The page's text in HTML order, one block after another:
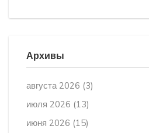
Архивы
августа 2026 (3)
июля 2026 (13)
июня 2026 (15)